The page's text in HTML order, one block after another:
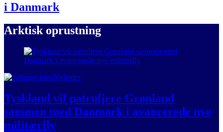
i Danmark
Arktisk oprustning
Nyheder
Tyskland vil patruljere Grønland
sammen med Danmark i avancerede nye
militærfly